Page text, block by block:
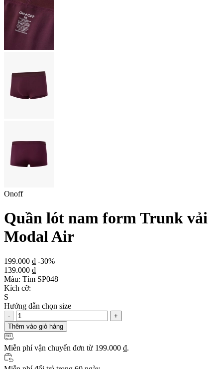
Onoff
Quần lót nam form Trunk vải
Modal Air
199.000 ₫ -30%
139.000 ₫
Màu: Tím SP048
Kích cỡ:
S
Hướng dẫn chọn size
-
+
Thêm vào giỏ hàng
Miễn phí vận chuyển đơn từ 199.000 ₫.